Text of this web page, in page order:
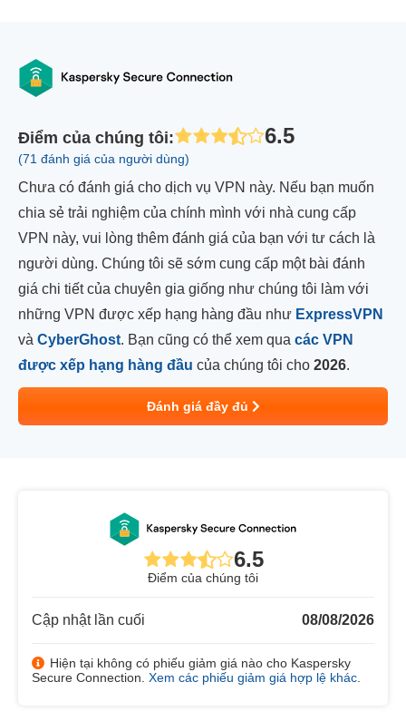
Điểm của chúng tôi: 6.5
(71 đánh giá của người dùng)
Chưa có đánh giá cho dịch vụ VPN này. Nếu bạn muốn
chia sẻ trải nghiệm của chính mình với nhà cung cấp
VPN này, vui lòng thêm đánh giá của bạn với tư cách là
người dùng. Chúng tôi sẽ sớm cung cấp một bài đánh
giá chi tiết của chuyên gia giống như chúng tôi làm với
những VPN được xếp hạng hàng đầu như ExpressVPN
và CyberGhost. Bạn cũng có thể xem qua các VPN
được xếp hạng hàng đầu của chúng tôi cho 2026.
Đánh giá đầy đủ
6.5
Điểm của chúng tôi
Cập nhật lần cuối 08/08/2026
Hiện tại không có phiếu giảm giá nào cho Kaspersky
Secure Connection. Xem các phiếu giảm giá hợp lệ khác